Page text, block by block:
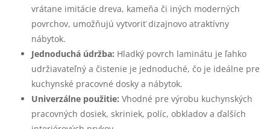
vrátane imitácie dreva, kameňa či iných moderných
povrchov, umožňujú vytvoriť dizajnovo atraktívny
nábytok.
Jednoduchá údržba: Hladký povrch laminátu je ľahko
udržiavateľný a čistenie je jednoduché, čo je ideálne pre
kuchynské pracovné dosky a nábytok.
Univerzálne použitie: Vhodné pre výrobu kuchynských
pracovných dosiek, skriniek, políc, obkladov a ďalších